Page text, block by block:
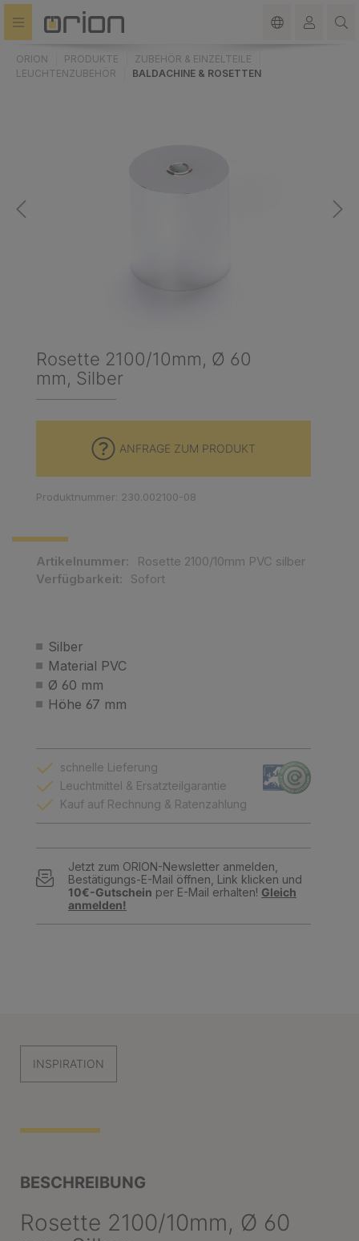
springen
ORION PRODUKTE
ZUBEHÖR & EINZELTEILE
LEUCHTENZUBEHÖR
BALDACHINE & ROSETTEN
Rosette 2100/10mm, Ø 60
mm, Silber
Silber
Material PVC
Ø 60 mm
Höhe 67 mm
Artikelnummer:
Rosette 2100/10mm PVC silber
Verfügbarkeit:
Sofort
ANFRAGE ZUM PRODUKT
Produktnummer: 230.002100-08
schnelle Lieferung
Leuchtmittel & Ersatzteilgarantie
Kauf auf Rechnung & Ratenzahlung
Jetzt zum ORION-Newsletter anmelden,
Bestätigungs-E-Mail öffnen, Link klicken und
10€-Gutschein per E-Mail erhalten! Gleich
anmelden!
INSPIRATION
BESCHREIBUNG
Rosette 2100/10mm, Ø 60